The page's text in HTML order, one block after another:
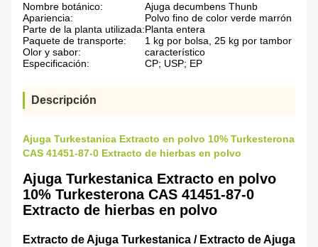
Nombre botánico:
Ajuga decumbens Thunb
Apariencia:
Polvo fino de color verde marrón
Parte de la planta utilizada:Planta entera
Paquete de transporte:
1 kg por bolsa, 25 kg por tambor
Olor y sabor:
característico
Especificación:
CP; USP; EP
Descripción
Ajuga Turkestanica Extracto en polvo 10% Turkesterona
CAS 41451-87-0 Extracto de hierbas en polvo
Ajuga Turkestanica Extracto en polvo
10% Turkesterona CAS 41451-87-0
Extracto de hierbas en polvo
Extracto de Ajuga Turkestanica / Extracto de Ajuga